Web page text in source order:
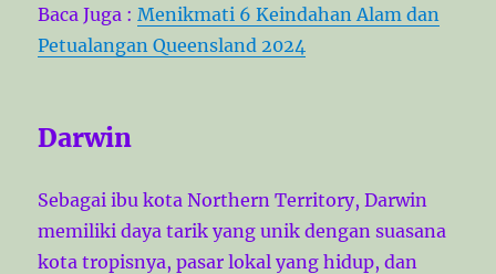
Baca Juga : Menikmati 6 Keindahan Alam dan
Petualangan Queensland 2024
Darwin
Sebagai ibu kota Northern Territory, Darwin
memiliki daya tarik yang unik dengan suasana
kota tropisnya, pasar lokal yang hidup, dan